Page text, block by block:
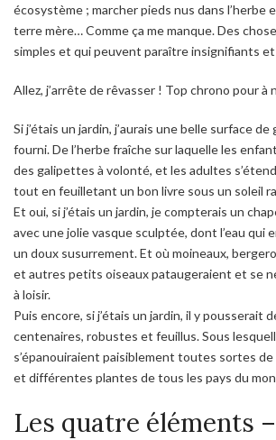
écosystème ; marcher pieds nus dans l’herbe
terre mère… Comme ça me manque. Des
simples et qui peuvent paraître insignifiants
Allez, j’arrête de rêvasser ! Top chrono pour à
Si j’étais un jardin, j’aurais une belle surface
fourni. De l’herbe fraîche sur laquelle les
des galipettes à volonté, et les adultes
tout en feuilletant un bon livre sous un soleil
Et oui, si j’étais un jardin, je compterais un
avec une jolie vasque sculptée, dont l’eau qui
un doux susurrement. Et où moineaux,
et autres petits oiseaux pataugeraient et se
à loisir.
Puis encore, si j’étais un jardin, il y pousserait
centenaires, robustes et feuillus. Sous
s’épanouiraient paisiblement toutes sortes
et différentes plantes de tous les pays du
Les quatre éléments